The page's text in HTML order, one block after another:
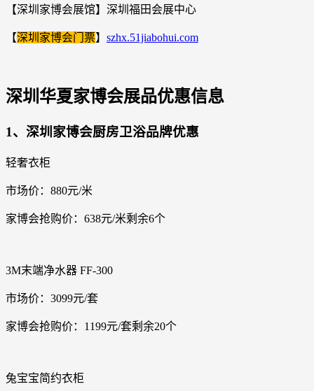
【深圳家博会展馆】深圳福田会展中心
【深圳家博会门票】 szhx.51jiabohui.com
深圳华夏家博会展品优惠信息
1、深圳家博会厨房卫浴品牌优惠
轻奢衣柜
市场价：880元/米
家博会抢购价：638元/米剩余6个
3M末端净水器 FF-300
市场价：3099元/套
家博会抢购价：1199元/套剩余20个
兔宝宝简约衣柜